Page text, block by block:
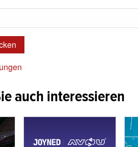
auch interessieren